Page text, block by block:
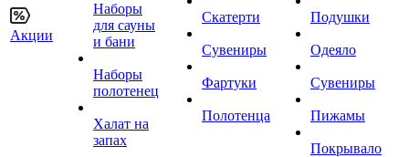
Акции
Наборы
для сауны
и бани
Наборы
полотенец
Халат на
запах
Скатерти
Сувениры
Фартуки
Полотенца
Подушки
Одеяло
Сувениры
Пижамы
Покрывало